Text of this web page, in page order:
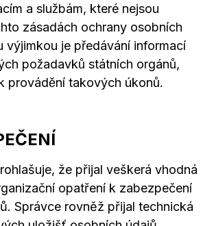
a službám, které nejsou
zásadách ochrany osobních
výjimkou je předávání informací
požadavků státních orgánů,
provádění takových úkonů.
že přijal veškerá vhodná
opatření k zabezpečení
Správce rovněž přijal technická